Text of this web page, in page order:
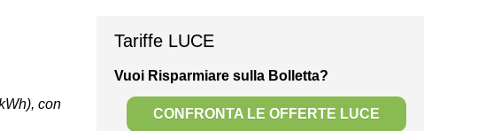
con
Tariffe LUCE
Vuoi Risparmiare sulla Bolletta?
CONFRONTA LE OFFERTE LUCE